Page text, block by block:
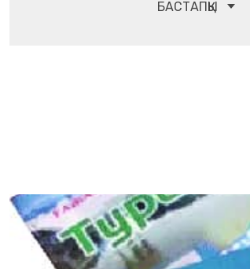
БАСТАПҚЫ